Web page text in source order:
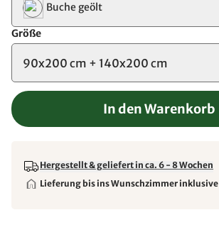
Buche geölt
Größe
90x200 cm + 140x200 cm
In den Warenkorb
Hergestellt & geliefert in ca. 6 - 8 Wochen
Lieferung bis ins Wunschzimmer inklusive